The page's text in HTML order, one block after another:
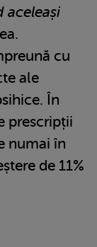
aceleași
cu
ale
În
prescripții
numai în
de 11%